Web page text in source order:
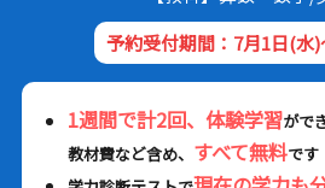
予約受付期間：7月1日(水
1週間で計2回、体験学習がで
教材費など含め、 すべて無料です